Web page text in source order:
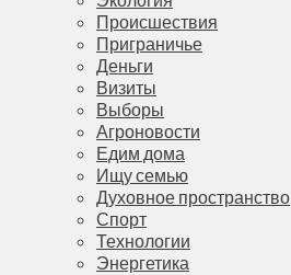
Происшествия
Приграничье
Деньги
Визиты
Выборы
Агроновости
Едим дома
Ищу семью
Духовное пространство
Спорт
Технологии
Энергетика